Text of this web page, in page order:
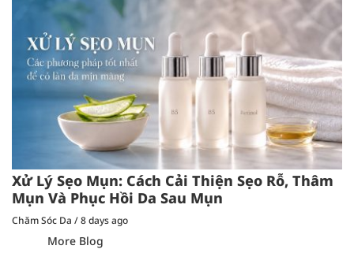
Xử Lý Sẹo Mụn: Cách Cải Thiện Sẹo Rỗ, Thâm
Mụn Và Phục Hồi Da Sau Mụn
Chăm Sóc Da /8 days ago
More Blog